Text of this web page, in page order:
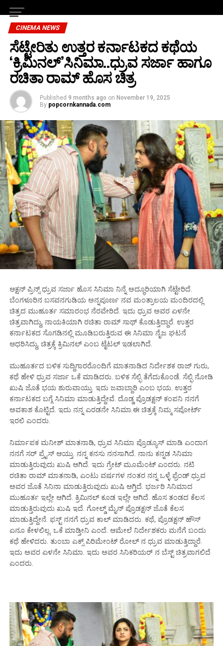
CINEMA NEWS
ಸೆಟ್ಟೇರಿತು ಉತ್ತರ ಕರ್ನಾಟಕದ ಕಥೆಯ
‘ಕ್ರಿಮಿನಲ್’ಸಿನಿಮಾ..ಧ್ರುವ ಸರ್ಜಾ ಹಾಗೂ
ರಚಿತಾ ರಾಮ್ ಹೊಸ ಚಿತ್ರ
Published 9 months ago on November 19, 2025
By popcornkannada.com
ಆಕ್ಷನ್ ಪ್ರಿನ್ಸ್ ಧ್ರುವ ಸರ್ಜಾ ಹೊಸ ಸಿನಿಮಾ ನಿನ್ನೆ ಅದ್ಧೂರಿಯಾಗಿ ಸೆಟ್ಟೇರಿದೆ.
ಬೆಂಗಳೂರಿನ ಬಸವನಗುಡಿಯ ಅನ್ನಪೂರ್ಣ ನವ ಮಂತ್ರಾಲಯ ಮಂದಿರದಲ್ಲಿ
ಚಿತ್ರದ ಮುಹೂರ್ತ ಸಮಾರಂಭ ನೆರವೇರಿದೆ. ಇದು ಧ್ರುವ ಅವರ ಏಳನೇ
ಚಿತ್ರವಾಗಿದ್ದು, ನಾಯಕಿಯಾಗಿ ರಚಿತಾ ರಾಮ್ ಸಾಥ್ ಕೊಡುತ್ತಿದ್ದಾರೆ. ಉತ್ತರ
ಕರ್ನಾಟಕದ ಸೊಗಡಿನಲ್ಲಿ ಮೂಡಿಬರುತ್ತಿರುವ ಈ ಸಿನಿಮಾ ನೈಜ ಘಟನೆ
ಆಧರಿಸಿದ್ದು, ಚಿತ್ರಕ್ಕೆ ಕ್ರಿಮಿನಲ್ ಎಂಬ ಟೈಟಲ್ ಇಡಲಾಗಿದೆ.
ಮುಹೂರ್ತದ ಬಳಿಕ ಸುದ್ದಿಗಾರರೊಂದಿಗೆ ಮಾತನಾಡಿದ ನಿರ್ದೇಶಕ ರಾಜ್ ಗುರು,
ಕಥೆ ಹೇಳಿ ಧ್ರುವ ಸರ್ಜಾ ಒಕೆ ಮಾಡಿದರು. ಬಳಿಕ ಸೆಲ್ಫಿ ತೆಗೆದುಕೊಂಡೆ. ಸೆಲ್ಫಿ ನೋಡಿ
ಖುಷಿ ಜೊತೆ ಭಯ ಶುರುವಾಯ್ತು. ಇದು ಜವಾಬ್ದಾರಿ ಎಂಬ ಭಯ. ಉತ್ತರ
ಕರ್ನಾಟಕದ ಬಗ್ಗೆ ಸಿನಿಮಾ ಮಾಡುತ್ತಿದ್ದೇವೆ. ದೊಡ್ಡ ಪ್ರೊಡಕ್ಷನ್ ಕಂಪನಿ ನನಗೆ
ಅವಕಾಶ ಕೊಟ್ಟಿದೆ. ಇದು ನನ್ನ ಎರಡನೇ ಸಿನಿಮಾ.‌ಈ ಚಿತ್ರಕ್ಕೆ ನಿಮ್ಮ ಸಪೋರ್ಟ್
ಇರಲಿ ಎಂದರು.
ನಿರ್ಮಾಪಕ ಮನೀಶ್ ಮಾತನಾಡಿ, ಧ್ರುವ ಸಿನಿಮಾ ಪ್ರೊಡ್ಯೂಸ್ ಮಾಡಿ ಎಂದಾಗ
ನನಗೆ ಸರ್ ಪ್ರೈಸ್ ಆಯ್ತು. ನನ್ನ ಕನಸು ನನಸಾಗಿದೆ. ನಾನು ಕನ್ನಡ ಸಿನಿಮಾ‌
ಮಾಡುತ್ತಿರುವುದು ಖುಷಿ ಆಗಿದೆ. ಇದು ಗ್ರೇಟ್ ಮೂಮೆಂಟ್ ಎಂದರು. ನಟಿ
ರಚಿತಾ ರಾಮ್ ಮಾತನಾಡಿ, ಎಂಟು ವರ್ಷಗಳ ನಂತರ ನನ್ನ ಒಳ್ಳೆ ಫ್ರೆಂಡ್ ಧ್ರುವ
ಅವರ ಜೊತೆ ಸಿನಿನಾ ಮಾಡುತ್ತಿರುವುದು ಖುಷಿ ಆಗ್ತಿದೆ. ಭರ್ಜರಿ ಸಿನಿಮಾ‌ದ
ಮುಹೂರ್ತ ಇಲ್ಲೇ ಆಗಿದೆ. ಕ್ರಿಮಿನಲ್ ಕೂಡ ಇಲ್ಲೇ ಆಗಿದೆ. ಹೊಸ ತಂಡದ ಕೆಲಸ‌
ಮಾಡುತ್ತಿರುವುದು ಖುಷಿ ಇದೆ. ಗೋಲ್ಡ್ ಮೈನ್ ಪ್ರೊಡಕ್ಷನ್ ಜೊತೆ ಕೆಲಸ
ಮಾಡುತ್ತಿದ್ದೇನೆ. ಫಸ್ಟ್ ನನಗೆ ಧ್ರುವ ಕಾಲ್ ಮಾಡಿದರು. ಕಥೆ, ಪ್ರೊಡಕ್ಷನ್ ಹೌಸ್
ಏನೂ ಕೇಳಲಿಲ್ಲ. ಒಕೆ ಮಾಡ್ತೀನಿ‌ ಎಂದೆ. ಆಮೇಲೆ ನಿರ್ದೇಶಕರು ಮನೆಗೆ ಬಂದು
ಕಥೆ ಹೇಳಿದರು. ತುಂಬಾ ಎಕ್ಸ್ ಪಿರಿಮೇಂಟ್ ರೋಲ್ ನ ಧ್ರುವ ಮಾಡುತ್ತಿದ್ದಾರೆ.
ಇದು ಅವರ ಏಳನೇ ಸಿನಿಮಾ. ಇದು ಅವರ ಸಿನಿಕರಿಯರ್ ನ ಬೆಸ್ಟ್ ಚಿತ್ರವಾಗಲಿದೆ
ಎಂದರು.